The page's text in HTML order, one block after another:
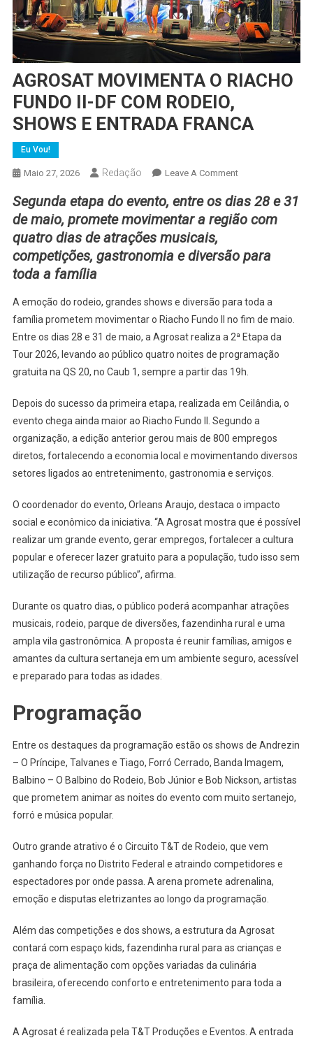
AGROSAT MOVIMENTA O RIACHO
FUNDO II-DF COM RODEIO,
SHOWS E ENTRADA FRANCA
Eu Vou!
Maio 27, 2026 Redação Leave A CommentOn
MOVIMENTA
O
FUNDO
COM
RODEIO,
SHOWS
Segunda etapa do evento, entre os dias 28 e 31
de maio, promete movimentar a região com
quatro dias de atrações musicais,
competições, gastronomia e diversão para
toda a família
A emoção do rodeio, grandes shows e diversão para toda a
família prometem movimentar o Riacho Fundo II no fim de maio.
Entre os dias 28 e 31 de maio, a Agrosat realiza a 2ª Etapa da
Tour 2026, levando ao público quatro noites de programação
gratuita na QS 20, no Caub 1, sempre a partir das 19h.
Depois do sucesso da primeira etapa, realizada em Ceilândia, o
evento chega ainda maior ao Riacho Fundo II. Segundo a
organização, a edição anterior gerou mais de 800 empregos
diretos, fortalecendo a economia local e movimentando diversos
setores ligados ao entretenimento, gastronomia e serviços.
O coordenador do evento, Orleans Araujo, destaca o impacto
social e econômico da iniciativa. “A Agrosat mostra que é possível
realizar um grande evento, gerar empregos, fortalecer a cultura
popular e oferecer lazer gratuito para a população, tudo isso sem
utilização de recurso público”, afirma.
Durante os quatro dias, o público poderá acompanhar atrações
musicais, rodeio, parque de diversões, fazendinha rural e uma
ampla vila gastronômica. A proposta é reunir famílias, amigos e
amantes da cultura sertaneja em um ambiente seguro, acessível
e preparado para todas as idades.
Programação
Entre os destaques da programação estão os shows de Andrezin
– O Príncipe, Talvanes e Tiago, Forró Cerrado, Banda Imagem,
Balbino – O Balbino do Rodeio, Bob Júnior e Bob Nickson, artistas
que prometem animar as noites do evento com muito sertanejo,
forró e música popular.
Outro grande atrativo é o Circuito T&T de Rodeio, que vem
ganhando força no Distrito Federal e atraindo competidores e
espectadores por onde passa. A arena promete adrenalina,
emoção e disputas eletrizantes ao longo da programação.
Além das competições e dos shows, a estrutura da Agrosat
contará com espaço kids, fazendinha rural para as crianças e
praça de alimentação com opções variadas da culinária
brasileira, oferecendo conforto e entretenimento para toda a
família.
A Agrosat é realizada pela T&T Produções e Eventos. A entrada